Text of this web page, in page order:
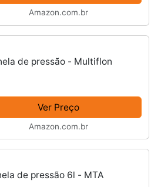
Amazon.com.br
de pressão - Multiflon
Ver Preço
Amazon.com.br
de pressão 6l - MTA